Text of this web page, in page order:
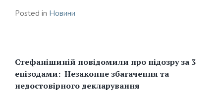
Posted in Новини
Стефанішиній повідомили про підозру за 3
епізодами: Незаконне збагачення та
недостовірного декларування